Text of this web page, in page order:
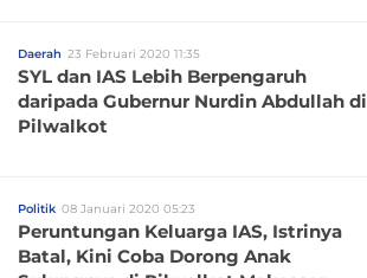
Daerah 23 Februari 2020 11:35
SYL dan IAS Lebih Berpengaruh
daripada Gubernur Nurdin Abdullah di
Pilwalkot
Politik 08 Januari 2020 05:23
Peruntungan Keluarga IAS, Istrinya
Batal, Kini Coba Dorong Anak